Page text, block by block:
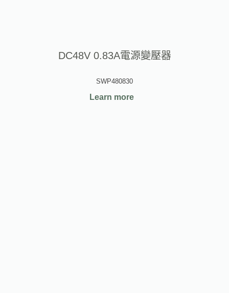
DC48V 0.83A電源變壓器
SWP480830
Learn more